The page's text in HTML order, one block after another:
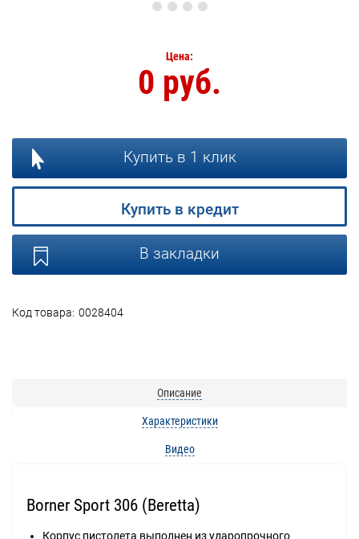
Код товара: 0028404
Цена:
0 руб.
Купить в 1 клик
Купить в кредит
В закладки
Описание
Характеристики
Видео
Borner Sport 306 (Beretta)
Корпус пистолета выполнен из ударопрочного